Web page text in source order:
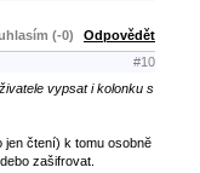
(-0) Odpovědět
#10
vypsat i kolonku s
jen čtení) k tomu osobnĕ
zašifrovat.